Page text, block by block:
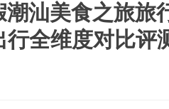
汕美食之旅旅
行全维度对比评